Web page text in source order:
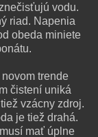
vodu.
riad. Napenia
obeda miniete
trende
čistení uniká
vzácny zdroj.
je tiež drahá.
mať úplne